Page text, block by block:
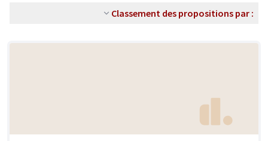
Classement des propositions par :